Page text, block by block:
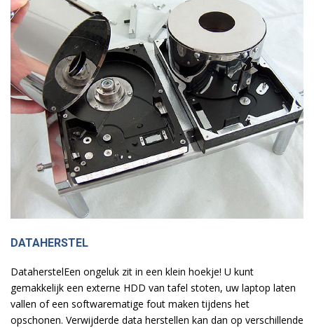
DATAHERSTEL
DataherstelEen ongeluk zit in een klein hoekje! U kunt
gemakkelijk een externe HDD van tafel stoten, uw laptop laten
vallen of een softwarematige fout maken tijdens het
opschonen. Verwijderde data herstellen kan dan op verschillende